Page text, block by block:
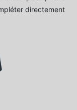
directement